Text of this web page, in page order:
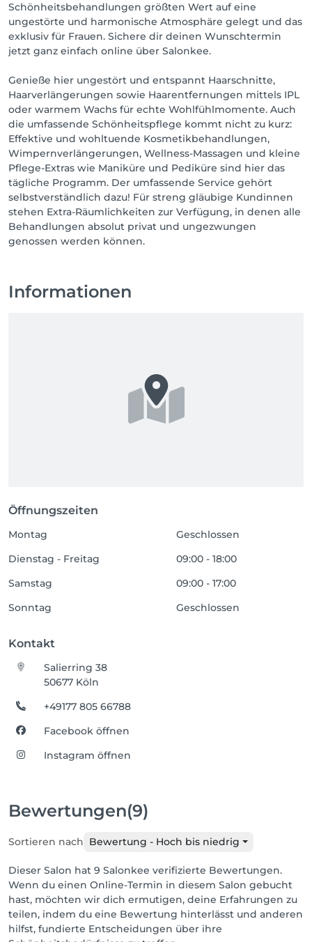
Schönheitsbehandlungen größten Wert auf eine
ungestörte und harmonische Atmosphäre gelegt und das
exklusiv für Frauen. Sichere dir deinen Wunschtermin
jetzt ganz einfach online über Salonkee.
Genieße hier ungestört und entspannt Haarschnitte,
Haarverlängerungen sowie Haarentfernungen mittels IPL
oder warmem Wachs für echte Wohlfühlmomente. Auch
die umfassende Schönheitspflege kommt nicht zu kurz:
Effektive und wohltuende Kosmetikbehandlungen,
Wimpernverlängerungen, Wellness-Massagen und kleine
Pflege-Extras wie Maniküre und Pediküre sind hier das
tägliche Programm. Der umfassende Service gehört
selbstverständlich dazu! Für streng gläubige Kundinnen
stehen Extra-Räumlichkeiten zur Verfügung, in denen alle
Behandlungen absolut privat und ungezwungen
genossen werden können.
Informationen
Öffnungszeiten
Montag
Geschlossen
Dienstag - Freitag
09:00 - 18:00
Samstag
09:00 - 17:00
Sonntag
Geschlossen
Kontakt
Salierring 38
50677 Köln
+49177 805 66788
Facebook öffnen
Instagram öffnen
Bewertungen(9)
Sortieren nach Bewertung - Hoch bis niedrig
Dieser Salon hat 9 Salonkee verifizierte Bewertungen.
Wenn du einen Online-Termin in diesem Salon gebucht
hast, möchten wir dich ermutigen, deine Erfahrungen zu
teilen, indem du eine Bewertung hinterlässt und anderen
hilfst, fundierte Entscheidungen über ihre